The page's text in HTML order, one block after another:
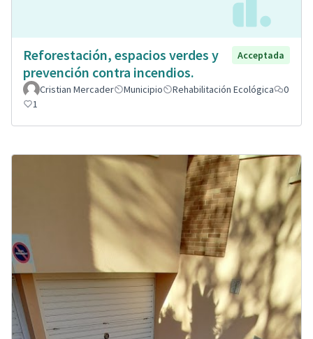
Reforestación, espacios verdes y
prevención contra incendios.
Acceptada
Cristian Mercader Municipio Rehabilitación Ecológica
0
1